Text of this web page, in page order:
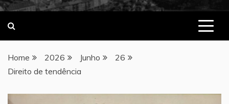
Home 2026 Junho
26
Direito de tendência